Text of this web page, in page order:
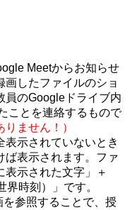
Meetからお知らせ
画したファイルのショ
員のGoogleドライブ内
ことを連絡するもので
りません！）
表示されていないとき
ば表示されます。ファ
表示された文字」＋
界時刻）」です。
参照することで、授